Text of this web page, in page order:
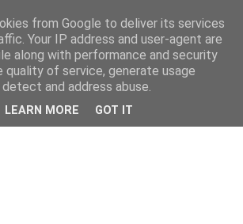
from Google to deliver its services
Your IP address and user-agent are
along with performance and security
quality of service, generate usage
and address abuse.
LEARN MORE GOT IT